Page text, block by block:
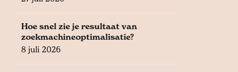
Hoe snel zie je resultaat van
zoekmachineoptimalisatie?
8 juli 2026